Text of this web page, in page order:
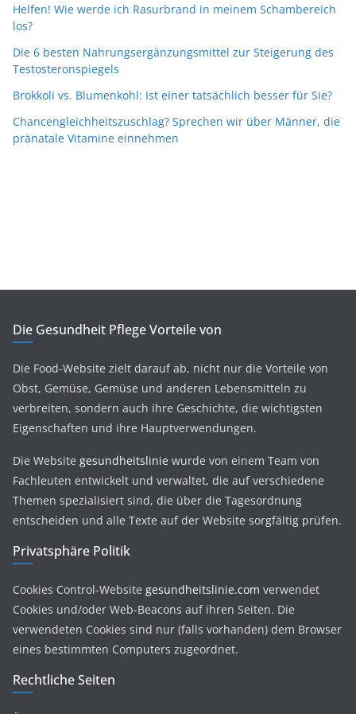
Helfen! Wie werde ich Rasurbrand in meinem Schambereich
los?
Die 6 besten Nahrungsergänzungsmittel zur Steigerung des
Testosteronspiegels
Brokkoli vs. Blumenkohl: Ist einer tatsächlich besser für Sie?
Chancengleichheitszuschlag? Sprechen wir über Männer, die
pränatale Vitamine einnehmen
Die Gesundheit Pflege Vorteile von
Die Food-Website zielt darauf ab, nicht nur die Vorteile von
Obst, Gemüse, Gemüse und anderen Lebensmitteln zu
verbreiten, sondern auch ihre Geschichte, die wichtigsten
Eigenschaften und ihre Hauptverwendungen.
Die Website gesundheitslinie wurde von einem Team von
Fachleuten entwickelt und verwaltet, die auf verschiedene
Themen spezialisiert sind, die über die Tagesordnung
entscheiden und alle Texte auf der Website sorgfältig prüfen.
Privatsphäre Politik
Cookies Control-Website gesundheitslinie.com verwendet
Cookies und/oder Web-Beacons auf ihren Seiten. Die
verwendeten Cookies sind nur (falls vorhanden) dem Browser
eines bestimmten Computers zugeordnet.
Rechtliche Seiten